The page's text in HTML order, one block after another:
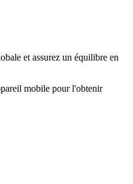
et assurez un équilibre en
mobile pour l'obtenir